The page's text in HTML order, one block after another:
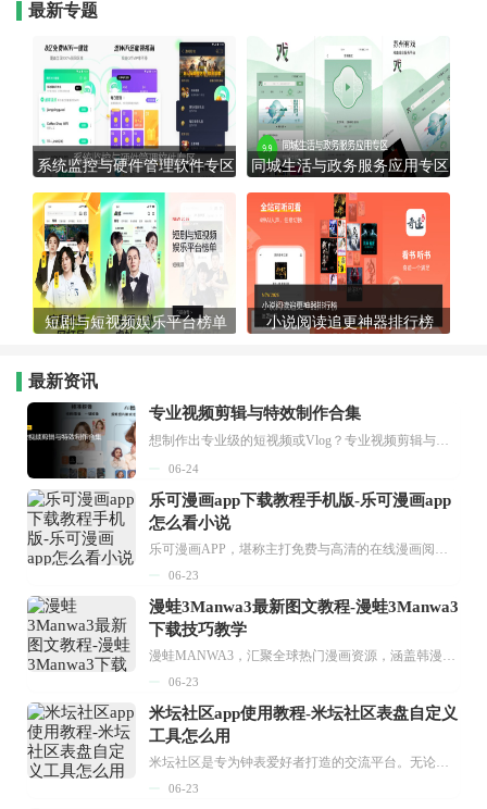
最新专题
系统监控与硬件管理软件专区 同城生活与政务服务应用专区
短剧与短视频娱乐平台榜单 小说阅读追更神器排行榜
最新资讯
专业视频剪辑与特效制作合集
想制作出专业级的短视频或Vlog？专业视频剪辑与特效制作大全专题为你提供了从剪辑、抠像到特效包装的全套解决方案。无论是添加炫酷的片头、进行精准的视频抠图，还是制...
06-24
乐可漫画app下载教程手机版-乐可漫画app
怎么看小说
乐可漫画APP，堪称主打免费与高清的在线漫画阅读神器。其官方版提供海量完整版漫画资源，无论是国内漫画，还是日漫、韩漫、台漫、美漫等国外漫画，应有尽有，随时供你阅读。只需轻点一下，便能直接进入阅读界面。不仅如此，乐可漫画最新版本更新速度极快，在这里，你总能抢先看到全网一手漫画章节内容！...
06-23
漫蛙3Manwa3最新图文教程-漫蛙3Manwa3
下载技巧教学
漫蛙MANWA3，汇聚全球热门漫画资源，涵盖韩漫、欧美漫画、国漫等多种类型，题材丰富多样，全方位满足用户阅读喜好。它不仅是阅读平台，更是创作平台，为广大用户打造零门槛创作环境。...
06-23
米坛社区app使用教程-米坛社区表盘自定义
工具怎么用
米坛社区是专为钟表爱好者打造的交流平台。无论你是初涉钟表领域的普通爱好者，还是拥有多年收藏经验的资深玩家，都能在此找到属于自己的天地。 无需注册，就能轻松参与其中。通过专业的讨论论坛与丰富的交互功能，你可与世界各地的钟表爱好者畅快交流。若你钟情于钟表，米坛社区无疑是值得一试的理想之选。在这里，你能获取最新的手表资讯，交流见解，提升鉴赏品味，让每一块手表都成为收藏故事中重要的一部分。感兴趣的朋友，不要错过下载机会。...
06-23